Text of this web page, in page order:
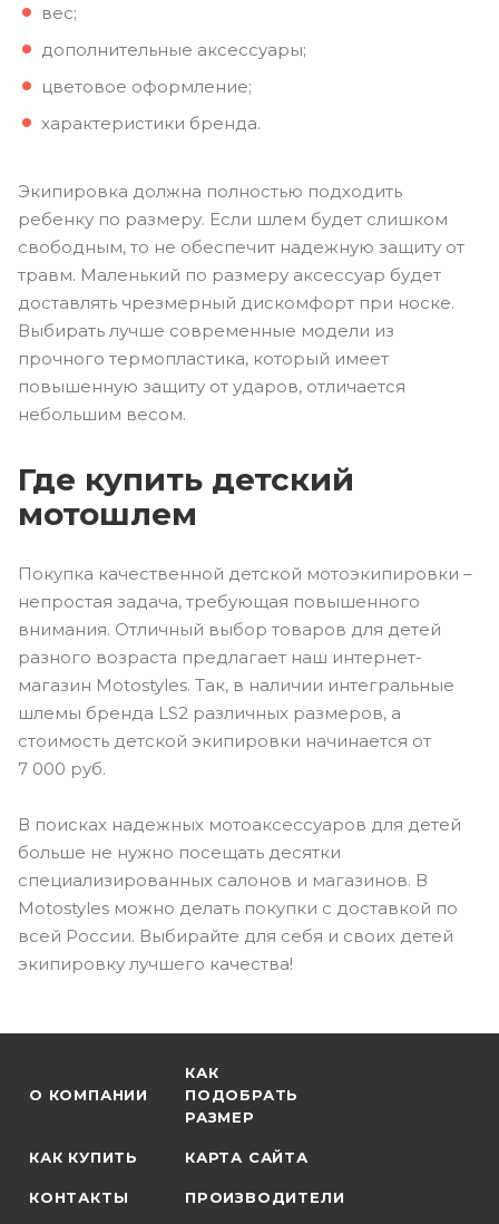
вес;
дополнительные аксессуары;
цветовое оформление;
характеристики бренда.
Экипировка должна полностью подходить
ребенку по размеру. Если шлем будет слишком
свободным, то не обеспечит надежную защиту от
травм. Маленький по размеру аксессуар будет
доставлять чрезмерный дискомфорт при носке.
Выбирать лучше современные модели из
прочного термопластика, который имеет
повышенную защиту от ударов, отличается
небольшим весом.
Где купить детский
мотошлем
Покупка качественной детской мотоэкипировки –
непростая задача, требующая повышенного
внимания. Отличный выбор товаров для детей
разного возраста предлагает наш интернет-
магазин Motostyles. Так, в наличии интегральные
шлемы бренда LS2 различных размеров, а
стоимость детской экипировки начинается от
7 000 руб.
В поисках надежных мотоаксессуаров для детей
больше не нужно посещать десятки
специализированных салонов и магазинов. В
Motostyles можно делать покупки с доставкой по
всей России. Выбирайте для себя и своих детей
экипировку лучшего качества!
О КОМПАНИИ
КАК
ПОДОБРАТЬ
РАЗМЕР
КАК КУПИТЬ КАРТА САЙТА
КОНТАКТЫ ПРОИЗВОДИТЕЛИ